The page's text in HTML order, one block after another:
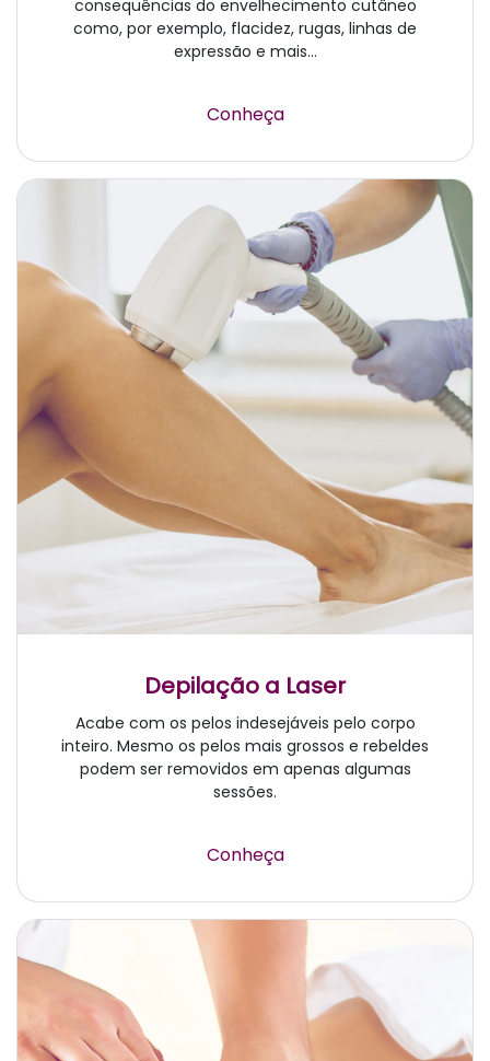
consequências do envelhecimento cutâneo
como, por exemplo, flacidez, rugas, linhas de
expressão e mais...
Conheça
Depilação a Laser
Acabe com os pelos indesejáveis pelo corpo
inteiro. Mesmo os pelos mais grossos e rebeldes
podem ser removidos em apenas algumas
sessões.
Conheça